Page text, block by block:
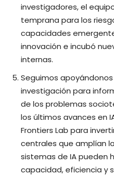
investigadores, el
temprana para los
capacidades
innovación e incubó
internas.
Seguimos
investigación para
de los problemas
los últimos avances en
Frontiers Lab para
centrales que amplían
sistemas de IA pueden
capacidad, eficiencia y